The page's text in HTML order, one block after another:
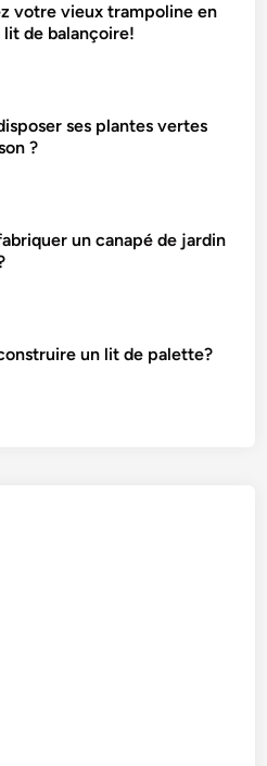
votre vieux trampoline en
de balançoire!
ses plantes vertes
?
un canapé de jardin
un lit de palette?